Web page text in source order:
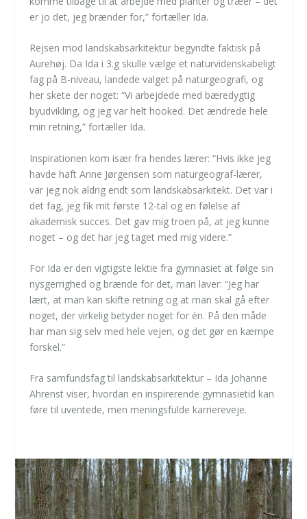
er jo det, jeg brænder for,” fortæller Ida.
Rejsen mod landskabsarkitektur begyndte faktisk på
Aurehøj. Da Ida i 3.g skulle vælge et naturvidenskabeligt
fag på B-niveau, landede valget på naturgeografi, og
her skete der noget: “Vi arbejdede med bæredygtig
byudvikling, og jeg var helt hooked. Det ændrede hele
min retning,” fortæller Ida.
Inspirationen kom især fra hendes lærer: “Hvis ikke jeg
havde haft Anne Jørgensen som naturgeograf-lærer,
var jeg nok aldrig endt som landskabsarkitekt. Det var i
det fag, jeg fik mit første 12-tal og en følelse af
akademisk succes. Det gav mig troen på, at jeg kunne
noget – og det har jeg taget med mig videre.”
For Ida er den vigtigste lektie fra gymnasiet at følge sin
nysgerrighed og brænde for det, man laver: “Jeg har
lært, at man kan skifte retning og at man skal gå efter
noget, der virkelig betyder noget for én. På den måde
har man sig selv med hele vejen, og det gør en kæmpe
forskel.”
Fra samfundsfag til landskabsarkitektur – Ida Johanne
Ahrenst viser, hvordan en inspirerende gymnasietid kan
føre til uventede, men meningsfulde karriereveje.